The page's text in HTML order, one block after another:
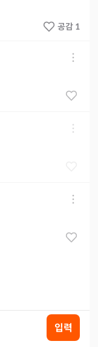
공감 1
입력